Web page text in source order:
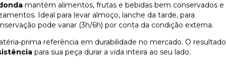
mantém alimentos, frutas e bebidas bem conservados e
Ideal para levar almoço, lanche da tarde, para
pode variar (3h/6h) por conta da condição externa.
prima referência em durabilidade no mercado. O resultado
para sua peça durar a vida inteira ao seu lado.